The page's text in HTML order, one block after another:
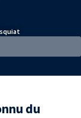
du